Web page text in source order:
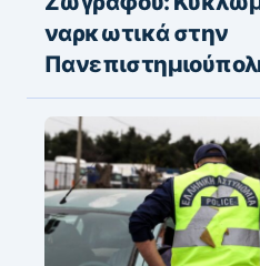
ναρκωτικά στην